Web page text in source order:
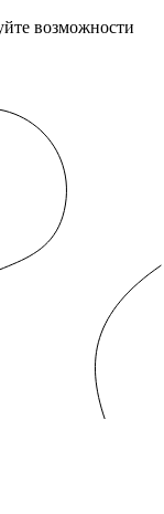
возможности